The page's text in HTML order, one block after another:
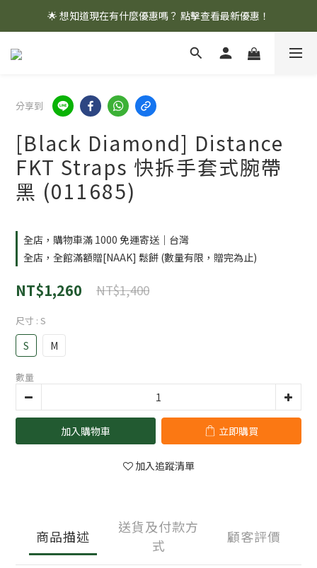
🌟 想知道現在有什麼優惠嗎？ 點擊查看最新優惠！
🌟 想知道現在有什麼優惠嗎？ 點擊查看最新優惠！
全館消費滿 $1,000 即享免運優惠
分享到
[Black Diamond] Distance
FKT Straps 快拆手套式腕帶
黑 (011685)
全店，購物車滿 1000 免運寄送｜台灣
全店，全館滿額贈[NAAK] 鬆餅 (數量有限，贈完為止)
NT$1,260 NT$1,400
尺寸 : S
S M
數量
加入購物車 立即購買
加入追蹤清單
商品描述
送貨及付款方
式
顧客評價